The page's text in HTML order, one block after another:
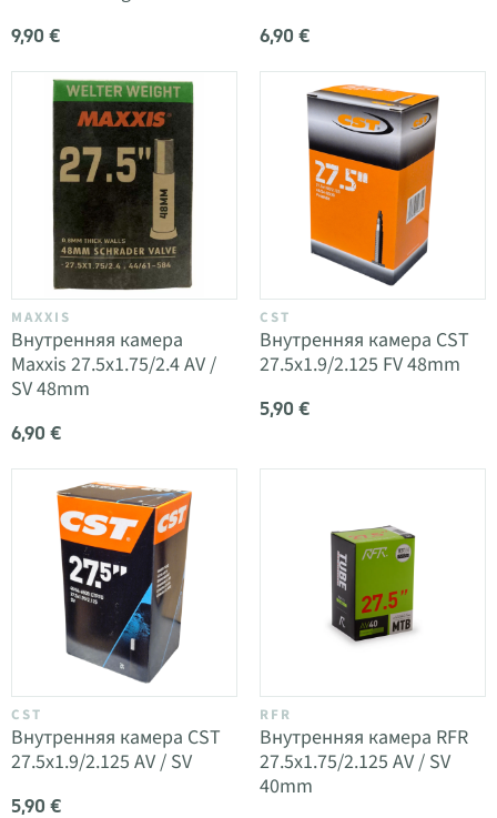
9,90 € 6,90 €
MAXXIS
Внутренняя камера
Maxxis 27.5x1.75/2.4 AV /
SV 48mm
6,90 €
CST
Внутренняя камера CST
27.5x1.9/2.125 FV 48mm
5,90 €
CST
Внутренняя камера CST
27.5x1.9/2.125 AV / SV
5,90 €
RFR
Внутренняя камера RFR
27.5x1.75/2.125 AV / SV
40mm